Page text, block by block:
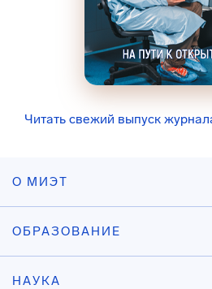
Читать свежий выпуск
О МИЭТ
ОБРАЗОВАНИЕ
НАУКА